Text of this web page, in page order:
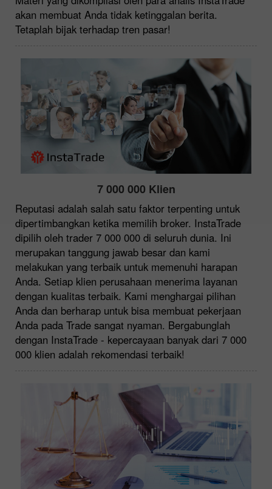
akan membuat Anda tidak ketinggalan berita.
Tetaplah bijak terhadap tren pasar!
7 000 000 Klien
Reputasi adalah salah satu faktor terpenting untuk
dipertimbangkan ketika memilih broker. InstaTrade
dipilih oleh trader 7 000 000 di seluruh dunia. Ini
merupakan tanggung jawab besar dan kami
melakukan yang terbaik untuk memenuhi harapan
Anda. Setiap klien perusahaan menerima layanan
dengan kualitas terbaik. Kami menghargai pilihan
Anda dan berharap untuk bisa membuat pekerjaan
Anda pada Trade sangat nyaman. Bergabunglah
dengan InstaTrade - kepercayaan banyak dari 7 000
000 klien adalah rekomendasi terbaik!